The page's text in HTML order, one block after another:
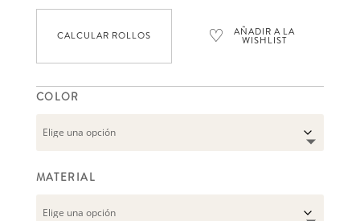
CALCULAR ROLLOS ♡ AÑADIR A LA
WISHLIST
COLOR
MATERIAL